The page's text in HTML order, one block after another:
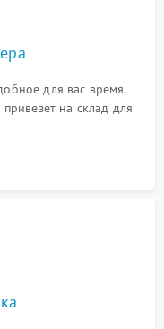
для вас время.
на склад для